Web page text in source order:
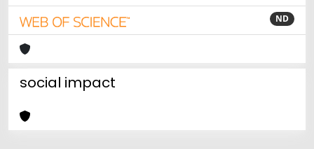
ND
social impact